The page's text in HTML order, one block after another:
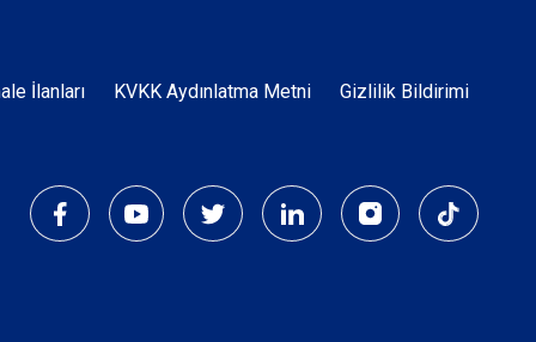
İlanları KVKK Aydınlatma Metni Gizlilik Bildirimi